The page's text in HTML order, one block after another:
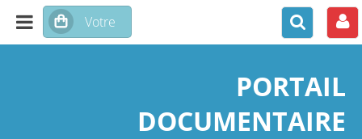
PORTAIL
DOCUMENTAIRE